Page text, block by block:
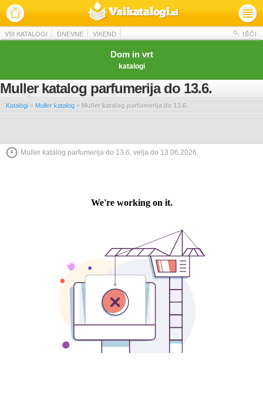
VSI KATALOGI DNEVNE VIKEND IŠČI
Dom in vrt
katalogi
Muller katalog parfumerija do 13.6.
Katalogi » Muller katalog » Muller katalog parfumerija do 13.6.
Muller katalog parfumerija do 13.6. velja do 13.06.2026.